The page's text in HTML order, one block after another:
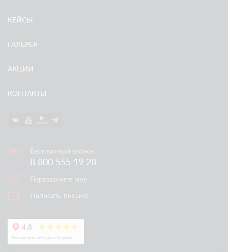
КЕЙСЫ
ГАЛЕРЕЯ
АКЦИИ
КОНТАКТЫ
Бесплатный звонок
8 800 555 19 28
Перезвоните мне
Написать письмо